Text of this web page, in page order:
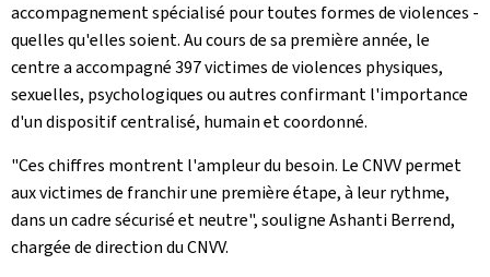
accompagnement spécialisé pour toutes formes de violences -
quelles qu'elles soient. Au cours de sa première année, le
centre a accompagné 397 victimes de violences physiques,
sexuelles, psychologiques ou autres confirmant l'importance
d'un dispositif centralisé, humain et coordonné.
"Ces chiffres montrent l'ampleur du besoin. Le CNVV permet
aux victimes de franchir une première étape, à leur rythme,
dans un cadre sécurisé et neutre", souligne Ashanti Berrend,
chargée de direction du CNVV.